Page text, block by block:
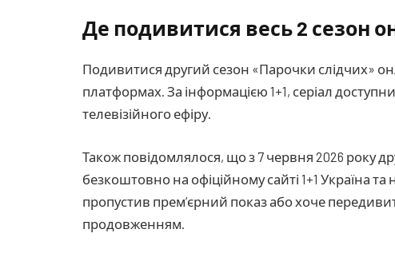
Де подивитися весь 2 сезон
Подивитися другий сезон «Парочки слідчих»
платформах. За інформацією 1+1, серіал
телевізійного ефіру.
Також повідомлялося, що з 7 червня 2026 року
безкоштовно на офіційному сайті 1+1 Україна та
пропустив прем’єрний показ або хоче
продовженням.